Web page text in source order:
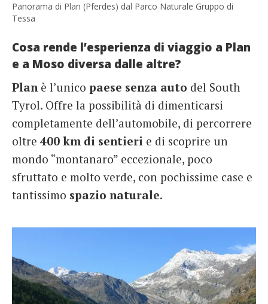
Panorama di Plan (Pferdes) dal Parco Naturale Gruppo di
Tessa
Cosa rende l’esperienza di viaggio a Plan
e a Moso diversa dalle altre?
Plan è l’unico paese senza auto del South
Tyrol. Offre la possibilità di dimenticarsi
completamente dell’automobile, di percorrere
oltre 400 km di sentieri e di scoprire un
mondo “montanaro” eccezionale, poco
sfruttato e molto verde, con pochissime case e
tantissimo spazio naturale.